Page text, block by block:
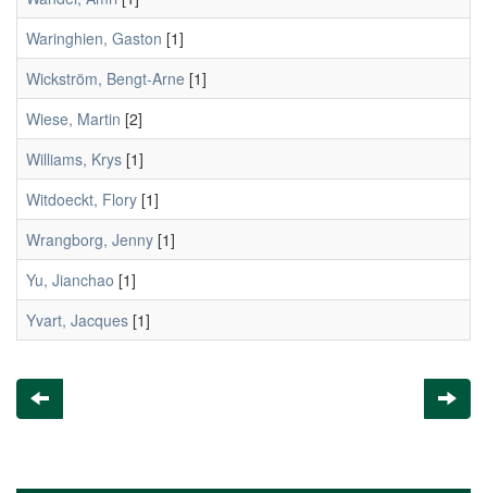
Waringhien, Gaston [1]
Wickström, Bengt-Arne [1]
Wiese, Martin [2]
Williams, Krys [1]
Witdoeckt, Flory [1]
Wrangborg, Jenny [1]
Yu, Jianchao [1]
Yvart, Jacques [1]